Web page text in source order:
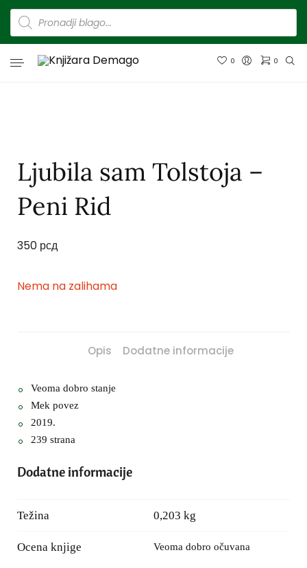
0 0
Ljubila sam Tolstoja –
Peni Rid
350 рсд
Nema na zalihama
Opis Dodatne informacije
Veoma dobro stanje
Mek povez
2019.
239 strana
Dodatne informacije
Težina 0,203 kg
Ocena knjige Veoma dobro očuvana